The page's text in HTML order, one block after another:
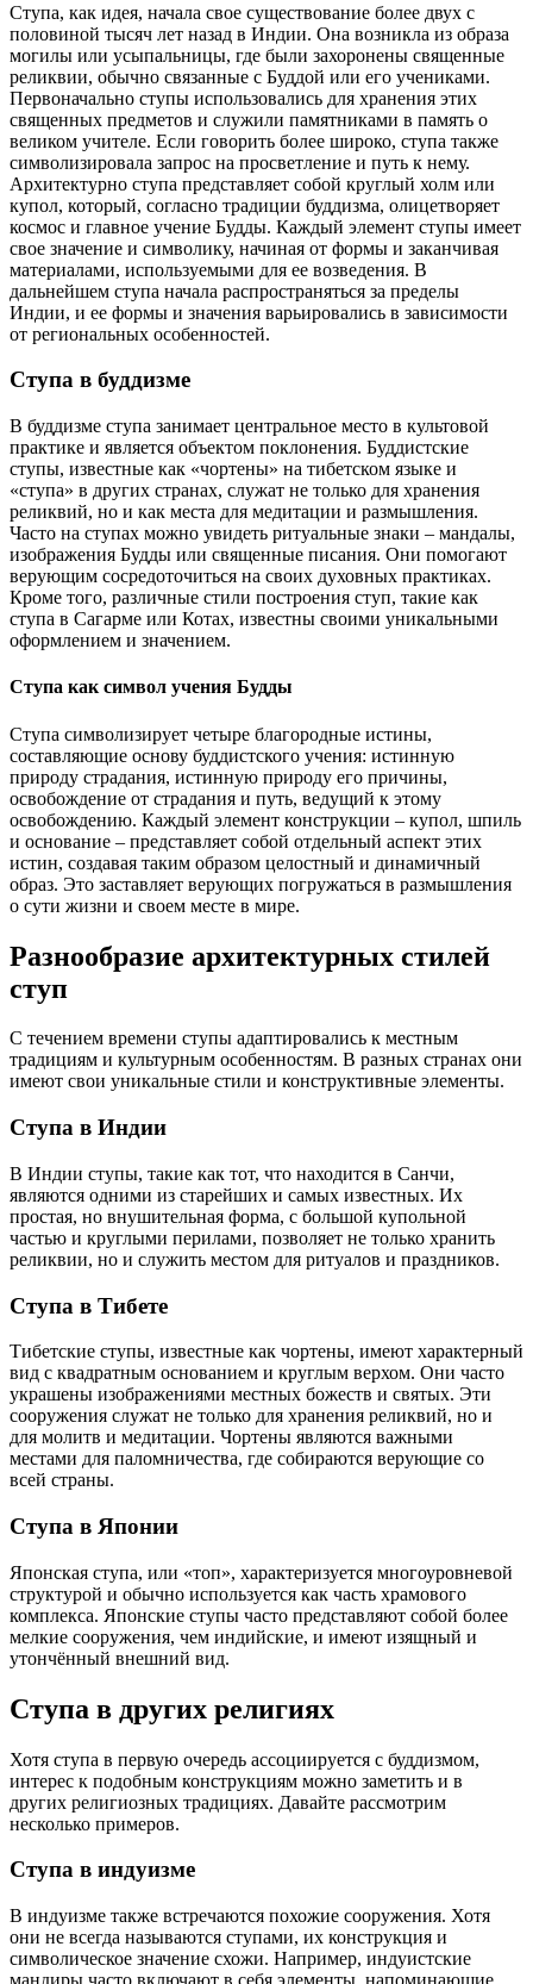
Ступа, как идея, начала свое существование более двух с
половиной тысяч лет назад в Индии. Она возникла из образа
могилы или усыпальницы, где были захоронены священные
реликвии, обычно связанные с Буддой или его учениками.
Первоначально ступы использовались для хранения этих
священных предметов и служили памятниками в память о
великом учителе. Если говорить более широко, ступа также
символизировала запрос на просветление и путь к нему.
Архитектурно ступа представляет собой круглый холм или
купол, который, согласно традиции буддизма, олицетворяет
космос и главное учение Будды. Каждый элемент ступы имеет
свое значение и символику, начиная от формы и заканчивая
материалами, используемыми для ее возведения. В
дальнейшем ступа начала распространяться за пределы
Индии, и ее формы и значения варьировались в зависимости
от региональных особенностей.
Ступа в буддизме
В буддизме ступа занимает центральное место в культовой
практике и является объектом поклонения. Буддистские
ступы, известные как «чортены» на тибетском языке и
«ступа» в других странах, служат не только для хранения
реликвий, но и как места для медитации и размышления.
Часто на ступах можно увидеть ритуальные знаки – мандалы,
изображения Будды или священные писания. Они помогают
верующим сосредоточиться на своих духовных практиках.
Кроме того, различные стили построения ступ, такие как
ступа в Сагарме или Котах, известны своими уникальными
оформлением и значением.
Ступа как символ учения Будды
Ступа символизирует четыре благородные истины,
составляющие основу буддистского учения: истинную
природу страдания, истинную природу его причины,
освобождение от страдания и путь, ведущий к этому
освобождению. Каждый элемент конструкции – купол, шпиль
и основание – представляет собой отдельный аспект этих
истин, создавая таким образом целостный и динамичный
образ. Это заставляет верующих погружаться в размышления
о сути жизни и своем месте в мире.
Разнообразие архитектурных стилей
ступ
С течением времени ступы адаптировались к местным
традициям и культурным особенностям. В разных странах они
имеют свои уникальные стили и конструктивные элементы.
Ступа в Индии
В Индии ступы, такие как тот, что находится в Санчи,
являются одними из старейших и самых известных. Их
простая, но внушительная форма, с большой купольной
частью и круглыми перилами, позволяет не только хранить
реликвии, но и служить местом для ритуалов и праздников.
Ступа в Тибете
Тибетские ступы, известные как чортены, имеют характерный
вид с квадратным основанием и круглым верхом. Они часто
украшены изображениями местных божеств и святых. Эти
сооружения служат не только для хранения реликвий, но и
для молитв и медитации. Чортены являются важными
местами для паломничества, где собираются верующие со
всей страны.
Ступа в Японии
Японская ступа, или «топ», характеризуется многоуровневой
структурой и обычно используется как часть храмового
комплекса. Японские ступы часто представляют собой более
мелкие сооружения, чем индийские, и имеют изящный и
утончённый внешний вид.
Ступа в других религиях
Хотя ступа в первую очередь ассоциируется с буддизмом,
интерес к подобным конструкциям можно заметить и в
других религиозных традициях. Давайте рассмотрим
несколько примеров.
Ступа в индуизме
В индуизме также встречаются похожие сооружения. Хотя
они не всегда называются ступами, их конструкция и
символическое значение схожи. Например, индуистские
мандиры часто включают в себя элементы, напоминающие